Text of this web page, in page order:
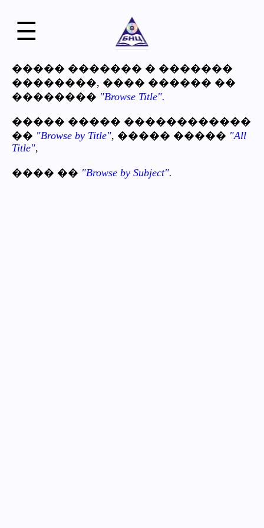
☰
����� ������� � �������
��������, ���� ������ ��
�������� "Browse Title".
����� ����� ������������
�� "Browse by Title", ����� ����� "All
Title",
���� �� "Browse by Subject".